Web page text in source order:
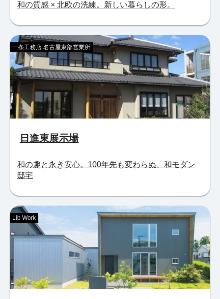
和の質感 × 北欧の洗練。新しい暮らしの形。
日進東展示場
一条工務店 名古屋東部営業所
和の趣と永き安心。100年先も変わらぬ、和モダン
邸宅
Lib Work